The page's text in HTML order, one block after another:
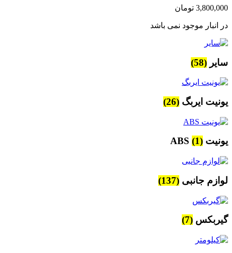
3,800,000 تومان
در انبار موجود نمی باشد
سایر (58)
یونیت ایربگ (26)
یونیت ABS (1)
لوازم جانبی (137)
گیربکس (7)